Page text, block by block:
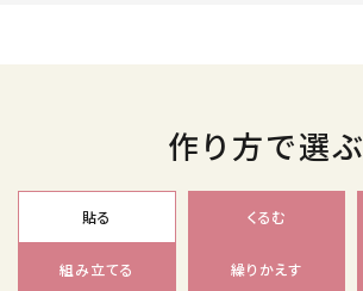
作り方で選ぶ
貼る くるむ
組み立てる 繰りかえす